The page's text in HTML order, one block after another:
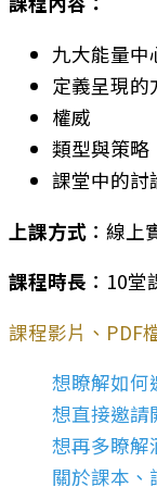
九大能量中
定義呈現的
權威
類型與策略
課堂中的討
上課方式 ：線上
課程時長 ：10
課程影片、PDF
想瞭解如何
想直接邀請
想再多瞭解
關於課本、